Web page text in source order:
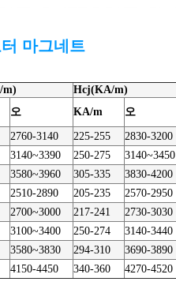
마그네트
m) Hcj(KA/m)
오 KA/m 오
2760-3140 225-255 2830-3200
3140~3390 250-275 3140~3450
3580~3960 305-335 3830-4200
2510-2890 205-235 2570-2950
2700~3000 217-241 2730-3030
3100~3400 250-274 3140-3440
3580~3830 294-310 3690-3890
4150-4450 340-360 4270-4520